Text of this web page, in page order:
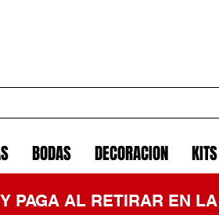
BODAS DECORACION
PAGA AL RETIRAR EN